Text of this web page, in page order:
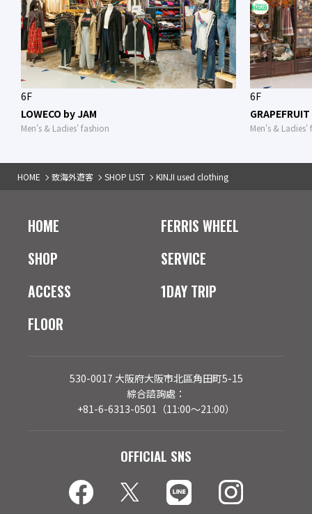
6F
LOWECO by JAM
Men's & Ladies' fashion
6F
Men's & Ladies'
HOME 致海外遊客 SHOP LIST KINJI used clothing
HOME
SHOP
ACCESS
FLOOR
FERRIS WHEEL
SERVICE
1DAY TRIP
530-0017 大阪府大阪市北區角田町5-15
綜合諮詢處：
+81-6-6313-0501（11:00～21:00）
OFFICIAL SNS